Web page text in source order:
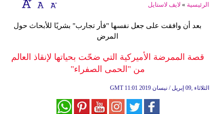
ديكور
سياحة
الرئيسية » لايف لاستايل
بعد أن وافقت على جعل نفسها "فأر تجارب" بشريًا للأبحاث حول
المرض
قصة الممرضة الأميركية التي ضحّت بحياتها لإنقاذ العالم
من "الحمى الصفراء"
GMT 11:01 2019 الثلاثاء ,09 إبريل / نيسان